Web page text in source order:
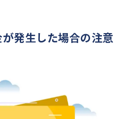
発生した場合の注意